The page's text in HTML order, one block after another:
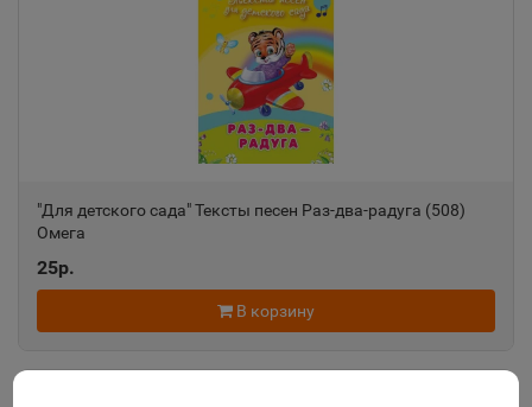
"Для детского сада" Тексты песен Раз-два-радуга (508)
Омега
25р.
В корзину